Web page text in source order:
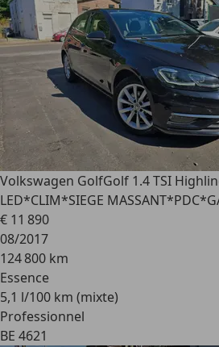
Volkswagen GolfGolf 1.4 TSI
LED*CLIM*SIEGE
€ 11 890
08/2017
124 800 km
Essence
5,1 l/100 km (mixte)
Professionnel
BE 4621